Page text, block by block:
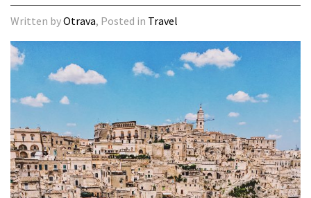
Written byOtrava, Posted in Travel